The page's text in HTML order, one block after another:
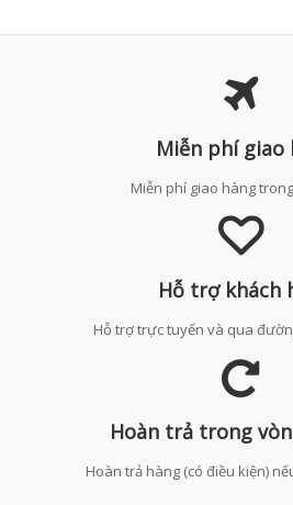
Miễn phí giao
Miễn phí giao hàng
Hỗ trợ khách
Hỗ trợ trực tuyến và qua
Hoàn trả trong
Hoàn trả hàng (có điều kiện)